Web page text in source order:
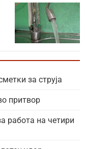
за струја
притвор
работа на четири